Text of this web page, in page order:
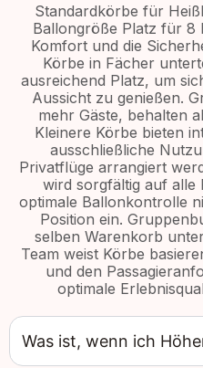
Standardkörbe für
Ballongröße Platz für 8
Komfort und die
Körbe in Fächer
ausreichend Platz, um
Aussicht zu genießen.
mehr Gäste, behalten
Kleinere Körbe bieten
ausschließliche
Privatflüge arrangiert
wird sorgfältig auf alle
optimale Ballonkontrolle
Position ein.
selben Warenkorb
Team weist Körbe
und den
optimale
Was ist, wenn ich